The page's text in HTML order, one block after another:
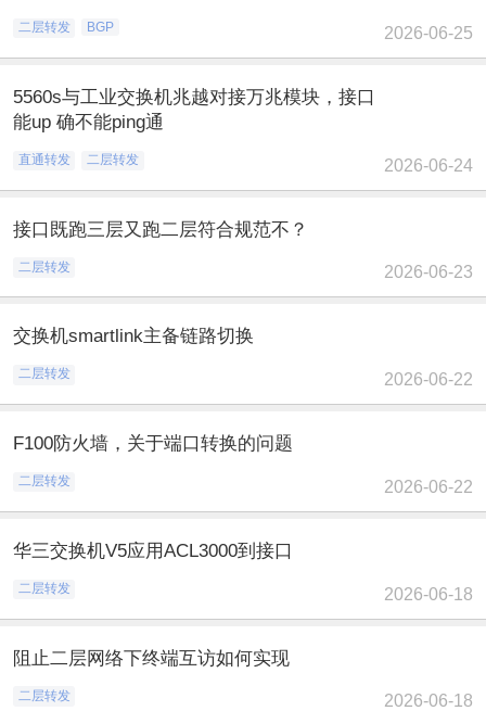
二层转发 BGP 2026-06-25
5560s与工业交换机兆越对接万兆模块，接口
能up 确不能ping通
直通转发 二层转发 2026-06-24
接口既跑三层又跑二层符合规范不？
二层转发 2026-06-23
交换机smartlink主备链路切换
二层转发 2026-06-22
F100防火墙，关于端口转换的问题
二层转发 2026-06-22
华三交换机V5应用ACL3000到接口
二层转发 2026-06-18
阻止二层网络下终端互访如何实现
二层转发 2026-06-18